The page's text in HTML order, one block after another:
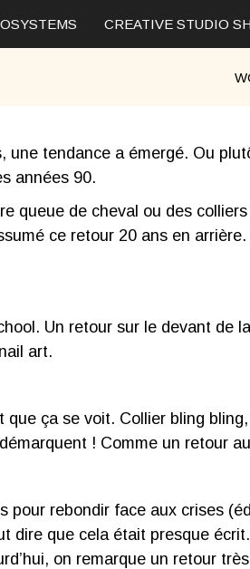
CREATIVE STUDIO
une tendance a émergé. Ou
années 90.
queue de cheval ou des
ce retour 20 ans en
Un retour sur le devant de
art.
que ça se voit. Collier bling
! Comme un retour
rebondir face aux crises
dire que cela était presque
on remarque un retour